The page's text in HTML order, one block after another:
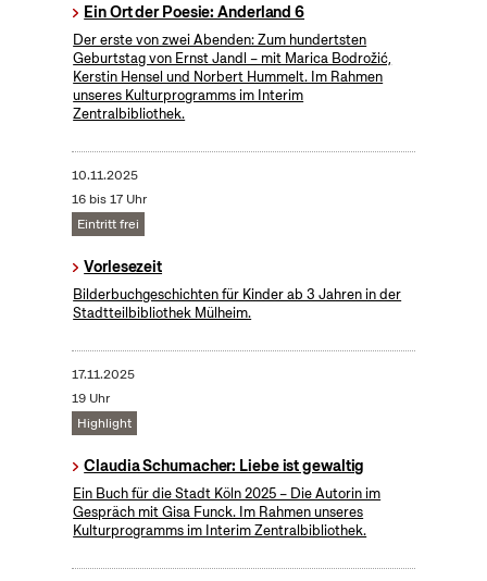
Ein Ort der Poesie: Anderland 6
Der erste von zwei Abenden: Zum hundertsten
Geburtstag von Ernst Jandl – mit Marica Bodrožić,
Kerstin Hensel und Norbert Hummelt. Im Rahmen
unseres Kulturprogramms im Interim
Zentralbibliothek.
10.11.2025
16 bis 17 Uhr
Eintritt frei
Vorlesezeit
Bilderbuchgeschichten für Kinder ab 3 Jahren in der
Stadtteilbibliothek Mülheim.
17.11.2025
19 Uhr
Highlight
Claudia Schumacher: Liebe ist gewaltig
Ein Buch für die Stadt Köln 2025 – Die Autorin im
Gespräch mit Gisa Funck. Im Rahmen unseres
Kulturprogramms im Interim Zentralbibliothek.